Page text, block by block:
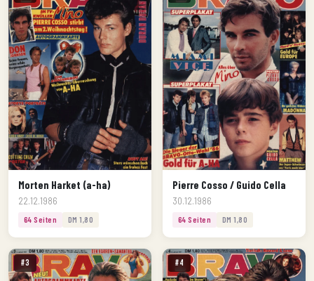
Morten Harket (a-ha)
22.12.1986
64 Seiten DM 1,80
Pierre Cosso / Guido Cella
30.12.1986
64 Seiten DM 1,80
#3 #4